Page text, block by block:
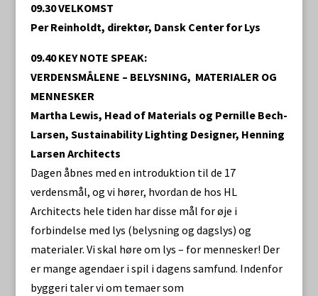
09.30 VELKOMST
Per Reinholdt, direktør, Dansk Center for Lys
09.40 KEY NOTE SPEAK:
VERDENSMÅLENE – BELYSNING, MATERIALER OG
MENNESKER
Martha Lewis, Head of Materials og Pernille Bech-
Larsen, Sustainability Lighting Designer, Henning
Larsen Architects
Dagen åbnes med en introduktion til de 17
verdensmål, og vi hører, hvordan de hos HL
Architects hele tiden har disse mål for øje i
forbindelse med lys (belysning og dagslys) og
materialer. Vi skal høre om lys – for mennesker! Der
er mange agendaer i spil i dagens samfund. Indenfor
byggeri taler vi om temaer som